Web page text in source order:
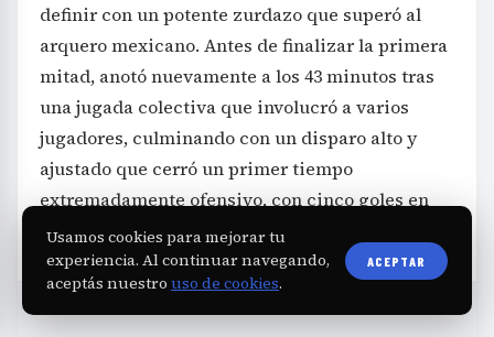
definir con un potente zurdazo que superó al
arquero mexicano. Antes de finalizar la primera
mitad, anotó nuevamente a los 43 minutos tras
una jugada colectiva que involucró a varios
jugadores, culminando con un disparo alto y
ajustado que cerró un primer tiempo
extremadamente ofensivo, con cinco goles en
total.
Usamos cookies para mejorar tu
experiencia. Al continuar navegando,
aceptás nuestro uso de cookies.
ACEPTAR